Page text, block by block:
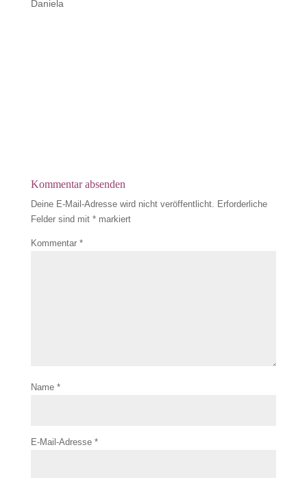
Daniela
Kommentar absenden
Deine E-Mail-Adresse wird nicht veröffentlicht. Erforderliche
Felder sind mit *markiert
Kommentar *
Name *
E-Mail-Adresse *